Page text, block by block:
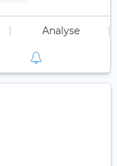
Analyse